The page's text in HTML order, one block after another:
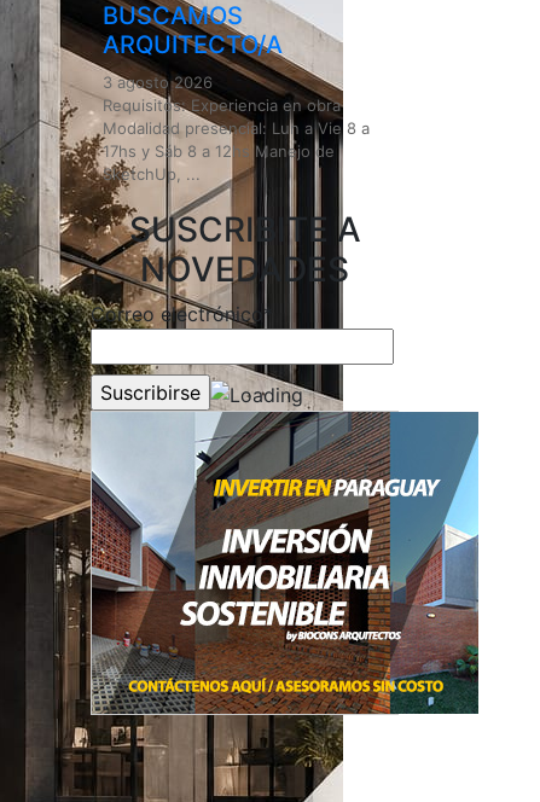
BUSCAMOS
ARQUITECTO/A
3 agosto 2026
Requisitos: Experiencia en obra
Modalidad presencial: Lun a Vie 8 a
17hs y Sáb 8 a 12hs Manejo de
SketchUp, ...
SUSCRIBITE A
NOVEDADES
Correo electrónico*